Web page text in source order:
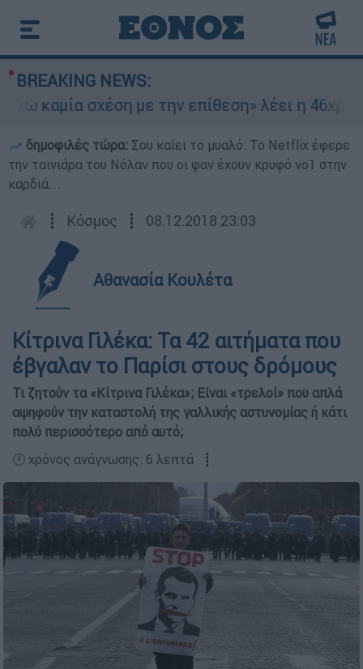
BREAKING NEWS:
σχέση με την επίθεση» λέει η 46χρονη -
δημοφιλές τώρα: Σου καίει το μυαλό: Το Netflix έφερε
την ταινιάρα του Νόλαν που οι φαν έχουν κρυφό νο1 στην
καρδιά...
┋ Κόσμος ┋ 08.12.2018 23:03
Αθανασία Κουλέτα
Κίτρινα Γιλέκα: Τα 42 αιτήματα που
έβγαλαν το Παρίσι στους δρόμους
Τι ζητούν τα «Κίτρινα Γιλέκα»; Είναι «τρελοί» που απλά
αψηφούν την καταστολή της γαλλικής αστυνομίας ή κάτι
πολύ περισσότερο από αυτό;
🕛 χρόνος ανάγνωσης: 6 λεπτά ┋